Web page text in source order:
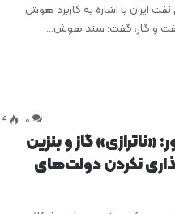
ایران با اشاره به کاربرد هوش
و گاز، گفت: سند هوش…
0 ۴
«ناترازی» گاز و بنزین
نکردن دولت‌های